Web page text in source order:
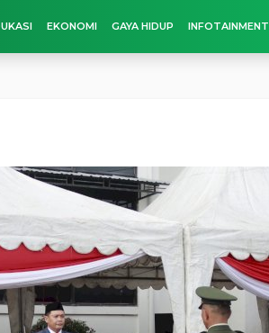
EKONOMI GAYA HIDUP INFOTAINMENT